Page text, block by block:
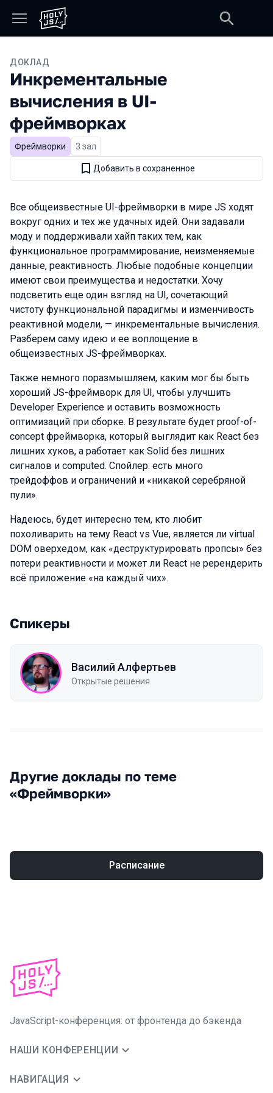
ДОКЛАД
Инкрементальные
вычисления в UI-
фреймворках
Фреймворки 3 зал
Добавить в сохраненное
Все общеизвестные UI-фреймворки в мире JS ходят
вокруг одних и тех же удачных идей. Они задавали
моду и поддерживали хайп таких тем, как
функциональное программирование, неизменяемые
данные, реактивность. Любые подобные концепции
имеют свои преимущества и недостатки. Хочу
подсветить еще один взгляд на UI, сочетающий
чистоту функциональной парадигмы и изменчивость
реактивной модели, — инкрементальные вычисления.
Разберем саму идею и ее воплощение в
общеизвестных JS-фреймворках.
Также немного поразмышляем, каким мог бы быть
хороший JS-фреймворк для UI, чтобы улучшить
Developer Experience и оставить возможность
оптимизаций при сборке. В результате будет proof-of-
concept фреймворка, который выглядит как React без
лишних хуков, а работает как Solid без лишних
сигналов и computed. Спойлер: есть много
трейдоффов и ограничений и «никакой серебряной
пули».
Надеюсь, будет интересно тем, кто любит
похоливарить на тему React vs Vue, является ли virtual
DOM оверхедом, как «деструктурировать пропсы» без
потери реактивности и может ли React не ререндерить
всё приложение «на каждый чих».
Спикеры
Василий Алфертьев
Открытые решения
Другие доклады по теме
«Фреймворки»
Расписание
JavaScript-конференция: от фронтенда до бэкенда
НАШИ КОНФЕРЕНЦИИ
НАВИГАЦИЯ